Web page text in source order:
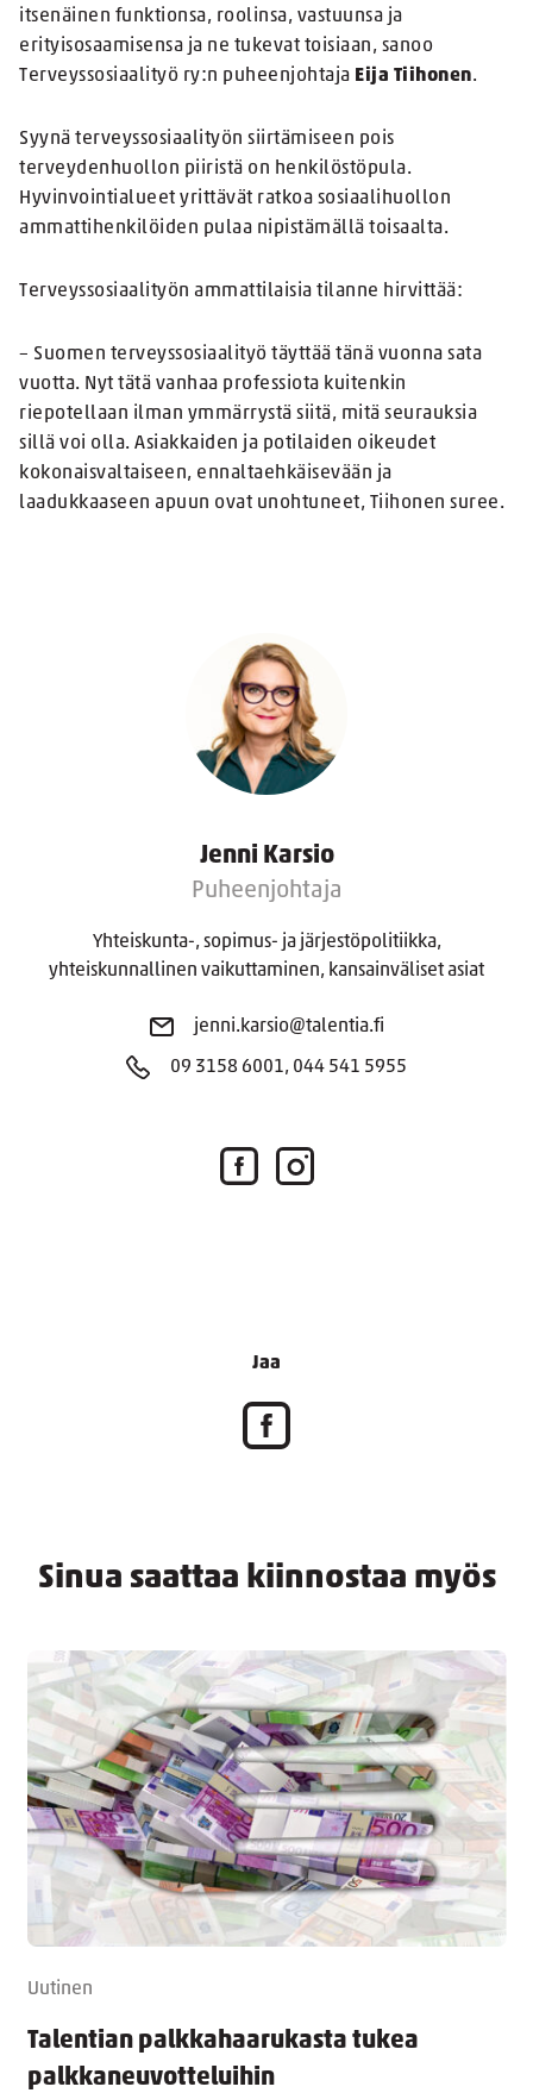
itsenäinen funktionsa, roolinsa, vastuunsa ja
erityisosaamisensa ja ne tukevat toisiaan, sanoo
Terveyssosiaalityö ry:n puheenjohtaja Eija Tiihonen.
Syynä terveyssosiaalityön siirtämiseen pois
terveydenhuollon piiristä on henkilöstöpula.
Hyvinvointialueet yrittävät ratkoa sosiaalihuollon
ammattihenkilöiden pulaa nipistämällä toisaalta.
Terveyssosiaalityön ammattilaisia tilanne hirvittää:
– Suomen terveyssosiaalityö täyttää tänä vuonna sata
vuotta. Nyt tätä vanhaa professiota kuitenkin
riepotellaan ilman ymmärrystä siitä, mitä seurauksia
sillä voi olla. Asiakkaiden ja potilaiden oikeudet
kokonaisvaltaiseen, ennaltaehkäisevään ja
laadukkaaseen apuun ovat unohtuneet, Tiihonen suree.
Jenni Karsio
Puheenjohtaja
Yhteiskunta-, sopimus- ja järjestöpolitiikka,
yhteiskunnallinen vaikuttaminen, kansainväliset asiat
jenni.karsio@talentia.fi
09 3158 6001, 044 541 5955
Jaa
Sinua saattaa kiinnostaa myös
Uutinen
Talentian palkkahaarukasta tukea
palkkaneuvotteluihin